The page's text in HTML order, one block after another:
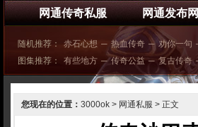
网通传奇私服 网通发布网
随机推荐： 赤石心想 ─ 热血传奇 ─ 劝你一句
图集推荐：
有些地方 ─ 传奇公益 ─ 复古传奇
您现在的位置： 3000ok > 网通私服 > 正文